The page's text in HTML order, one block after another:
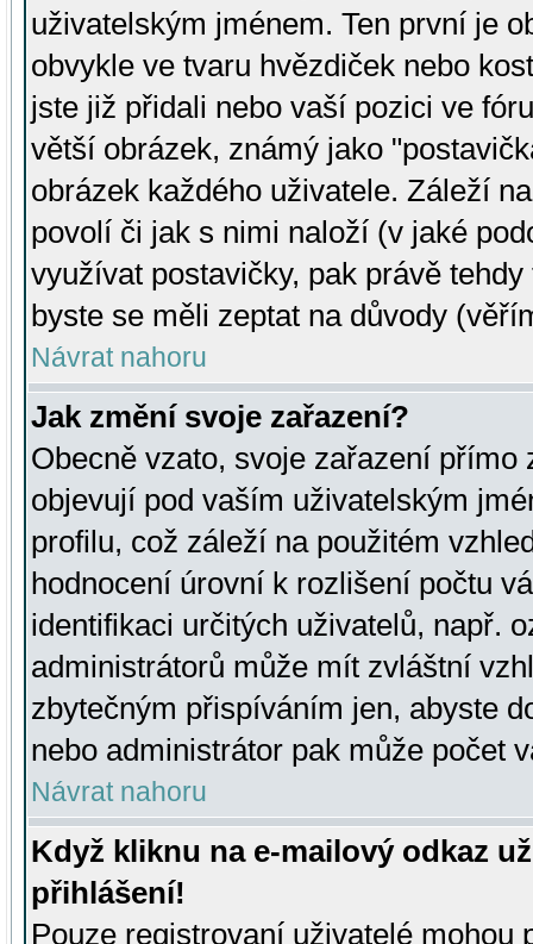
uživatelským jménem. Ten první je
obvykle ve tvaru hvězdiček nebo
jste již přidali nebo vaší pozici ve
větší obrázek, známý jako
obrázek každého uživatele. Záleží
povolí či jak s nimi naloží (v jaké
využívat postavičky, pak právě
byste se měli zeptat na důvody
Návrat nahoru
Jak změní svoje zařazení?
Obecně vzato, svoje zařazení přímo
objevují pod vaším uživatelským
profilu, což záleží na použitém
hodnocení úrovní k rozlišení počtu
identifikaci určitých uživatelů, např.
administrátorů může mít zvláštní
zbytečným přispíváním jen, abyste
nebo administrátor pak může počet
Návrat nahoru
Když kliknu na e-mailový odkaz
přihlášení!
Pouze registrovaní uživatelé mohou